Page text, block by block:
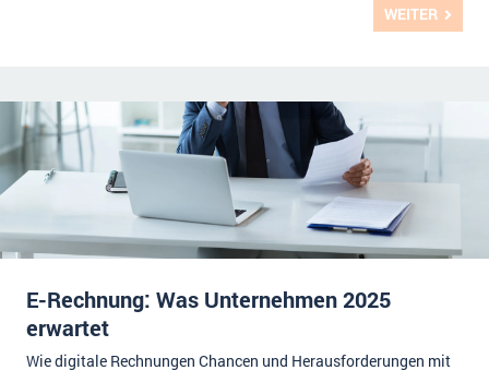
WEITER
E-Rechnung: Was Unternehmen 2025
erwartet
Wie digitale Rechnungen Chancen und Herausforderungen mit